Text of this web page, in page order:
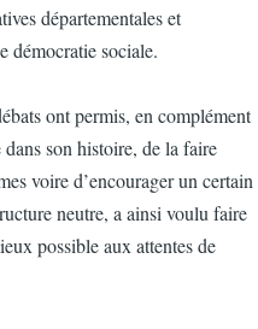
départementales et
démocratie sociale.
ont permis, en complément
son histoire, de la faire
voire d’encourager un certain
neutre, a ainsi voulu faire
possible aux attentes de